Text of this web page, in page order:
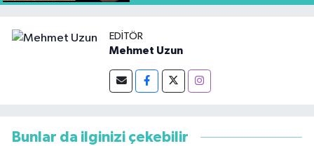
EDITÖR
Mehmet Uzun
Bunlar da ilginizi çekebilir